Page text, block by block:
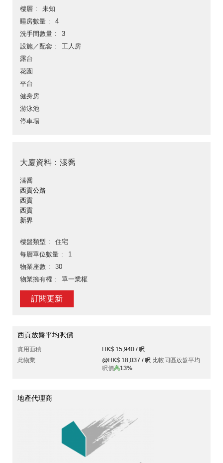
樓層
未知
睡房數量
4
洗手間數量
3
設施／配套
工人房
露台
花園
平台
健身房
游泳池
停車場
大廈資料：溱喬
溱喬
西貢公路
西貢
西貢
新界
樓盤類型
住宅
每層單位數量
1
物業座數
30
物業擁有權
單一業權
訂閱更新
西貢放盤平均呎價
實用面積
HK$ 15,940 / 呎
此物業
@HK$ 18,037 / 呎 比較同區放盤平均
呎價高13%
地產代理商